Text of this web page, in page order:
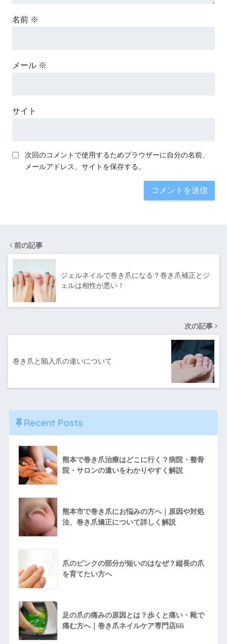
名前 ※
メール ※
サイト
次回のコメントで使用するためブラウザーに自分の名前、
メールアドレス、サイトを保存する。
前の記事
ジェルネイルで巻き爪になる？巻き爪補正とジ
ェルは相性が悪い！
次の記事
巻き爪と陥入爪の違いについて
Recent Posts
熊本で巻き爪治療はどこに行く？病院・整骨
院・サロンの違いをわかりやすく解説
熊本市で巻き爪にお悩みの方へ｜原因や対処
法、巻き爪矯正について詳しく解説
爪のピンクの部分が短いのはなぜ？縦長の爪
を育てたい方へ
足の爪の痛みの原因とは？歩くと痛い・靴で
痛む方へ｜巻き爪ネイルケア専門店lili